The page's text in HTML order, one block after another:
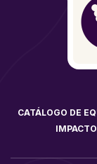
CATÁLOGO DE
IMPACTO